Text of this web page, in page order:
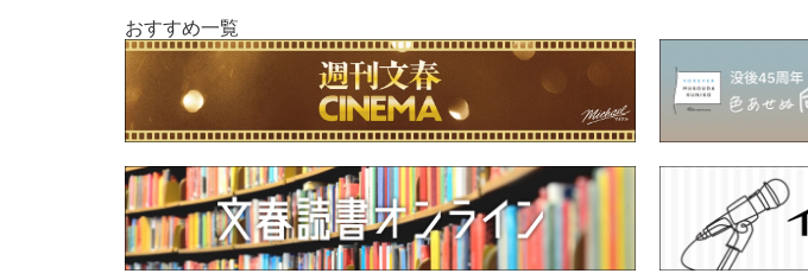
おすすめ一覧